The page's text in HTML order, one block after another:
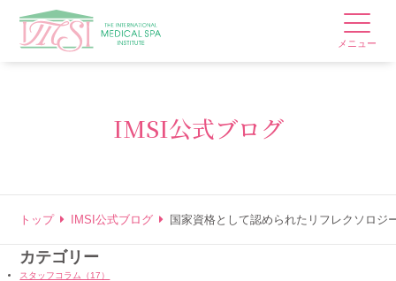
メニュー
IMSI公式ブログ
トップ IMSI公式ブログ 国家資格として認められたリフレクソロジ
カテゴリー
スタッフコラム（17）